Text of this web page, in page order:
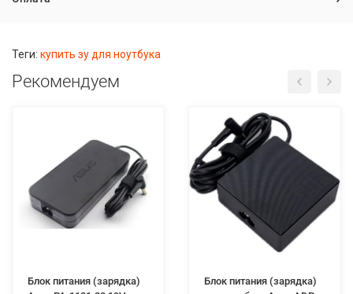
Теги: купить зу для ноутбука
Рекомендуем
Блок питания (зарядка)
Блок питания (зарядка)